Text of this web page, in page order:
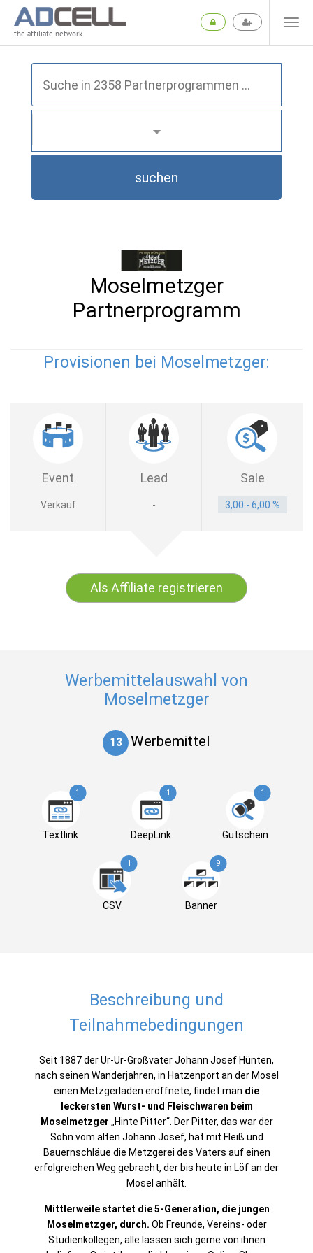
the affiliate network
suchen
Moselmetzger
Partnerprogramm
Provisionen bei Moselmetzger:
Event Lead Sale
Verkauf - 3,00 - 6,00 %
Als Affiliate registrieren
Werbemittelauswahl von
Moselmetzger
13 Werbemittel
1
Textlink
1
DeepLink
1
Gutschein
1
CSV
9
Banner
Beschreibung und
Teilnahmebedingungen
Seit 1887 der Ur-Ur-Großvater Johann Josef Hünten,
nach seinen Wanderjahren, in Hatzenport an der Mosel
einen Metzgerladen eröffnete, findet man die
leckersten Wurst- und Fleischwaren beim
Moselmetzger „Hinte Pitter“. Der Pitter, das war der
Sohn vom alten Johann Josef, hat mit Fleiß und
Bauernschläue die Metzgerei des Vaters auf einen
erfolgreichen Weg gebracht, der bis heute in Löf an der
Mosel anhält.
Mittlerweile startet die 5-Generation, die jungen
Moselmetzger, durch. Ob Freunde, Vereins- oder
Studienkollegen, alle lassen sich gerne von ihnen